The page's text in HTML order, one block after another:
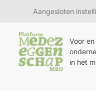
Aangesloten
Voor
in het